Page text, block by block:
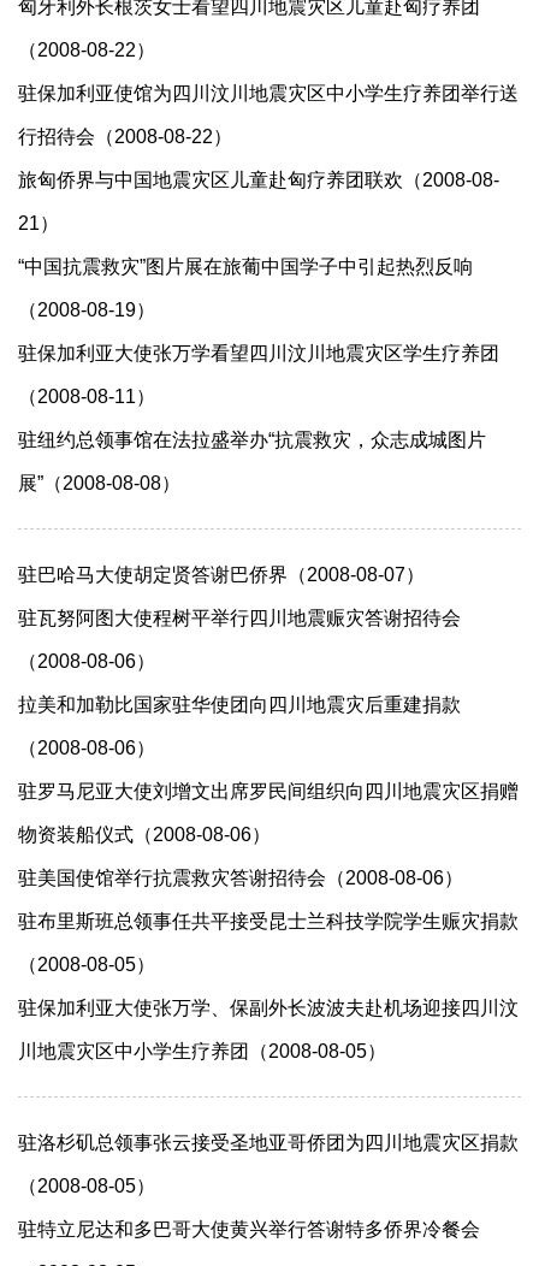
匈牙利外长根茨女士看望四川地震灾区儿童赴匈疗养团
（2008-08-22）
驻保加利亚使馆为四川汶川地震灾区中小学生疗养团举行送
行招待会（2008-08-22）
旅匈侨界与中国地震灾区儿童赴匈疗养团联欢（2008-08-
21）
“中国抗震救灾”图片展在旅葡中国学子中引起热烈反响
（2008-08-19）
驻保加利亚大使张万学看望四川汶川地震灾区学生疗养团
（2008-08-11）
驻纽约总领事馆在法拉盛举办“抗震救灾，众志成城图片
展”（2008-08-08）
驻巴哈马大使胡定贤答谢巴侨界（2008-08-07）
驻瓦努阿图大使程树平举行四川地震赈灾答谢招待会
（2008-08-06）
拉美和加勒比国家驻华使团向四川地震灾后重建捐款
（2008-08-06）
驻罗马尼亚大使刘增文出席罗民间组织向四川地震灾区捐赠
物资装船仪式（2008-08-06）
驻美国使馆举行抗震救灾答谢招待会（2008-08-06）
驻布里斯班总领事任共平接受昆士兰科技学院学生赈灾捐款
（2008-08-05）
驻保加利亚大使张万学、保副外长波波夫赴机场迎接四川汶
川地震灾区中小学生疗养团（2008-08-05）
驻洛杉矶总领事张云接受圣地亚哥侨团为四川地震灾区捐款
（2008-08-05）
驻特立尼达和多巴哥大使黄兴举行答谢特多侨界冷餐会